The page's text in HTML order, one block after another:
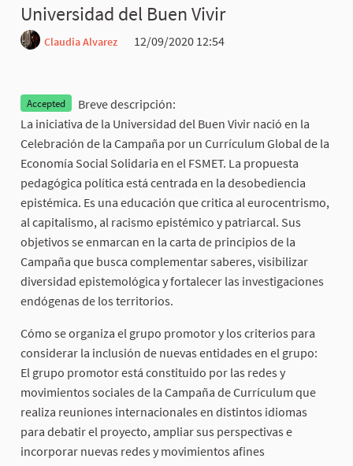
Universidad del Buen Vivir
Claudia Alvarez
12/09/2020 12:54
Accepted
Breve descripción:
La iniciativa de la Universidad del Buen Vivir nació en la
Celebración de la Campaña por un Currículum Global de la
Economía Social Solidaria en el FSMET. La propuesta
pedagógica política está centrada en la desobediencia
epistémica. Es una educación que critica al eurocentrismo,
al capitalismo, al racismo epistémico y patriarcal. Sus
objetivos se enmarcan en la carta de principios de la
Campaña que busca complementar saberes, visibilizar
diversidad epistemológica y fortalecer las investigaciones
endógenas de los territorios.
Cómo se organiza el grupo promotor y los criterios para
considerar la inclusión de nuevas entidades en el grupo:
El grupo promotor está constituido por las redes y
movimientos sociales de la Campaña de Currículum que
realiza reuniones internacionales en distintos idiomas
para debatir el proyecto, ampliar sus perspectivas e
incorporar nuevas redes y movimientos afines